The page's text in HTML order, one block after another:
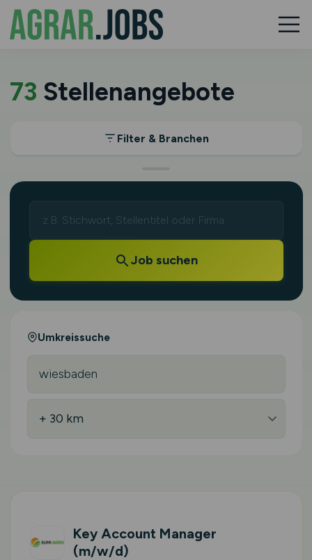
73 Stellenangebote
Filter & Branchen
Job suchen
Umkreissuche
Key Account Manager
(m/w/d)